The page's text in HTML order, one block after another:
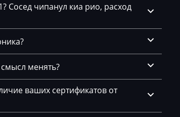
Сосед чипанул киа рио, расход
менять?
ваших сертификатов от